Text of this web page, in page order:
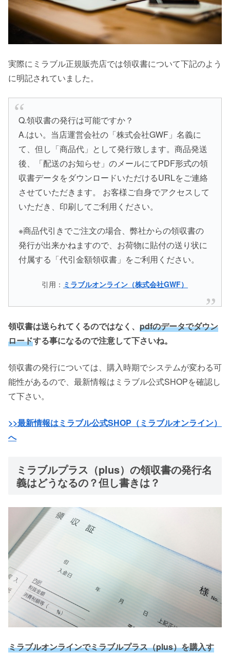
実際にミラブル正規販売店では領収書について下記のよう
に明記されていました。
Q.領収書の発行は可能ですか？
A.はい。当店運営会社の「株式会社GWF」名義に
て、但し「商品代」として発行致します。商品発送
後、「配送のお知らせ」のメールにてPDF形式の領
収書データをダウンロードいただけるURLをご連絡
させていただきます。 お客様ご自身でアクセスして
いただき、印刷してご利用ください。
※商品代引きでご注文の場合、弊社からの領収書の
発行が出来かねますので、お荷物に貼付の送り状に
付属する「代引金額領収書」をご利用ください。
引用： ミラブルオンライン（株式会社GWF）
領収書は送られてくるのではなく、 pdfのデータでダウン
ロードする事になるので注意して下さいね。
領収書の発行については、購入時期でシステムが変わる可
能性があるので、最新情報はミラブル公式SHOPを確認し
て下さい。
>>最新情報はミラブル公式SHOP（ミラブルオンライン）
へ
ミラブルプラス（plus）の領収書の発行名
義はどうなるの？但し書きは？
ミラブルオンラインでミラブルプラス（plus）を購入す